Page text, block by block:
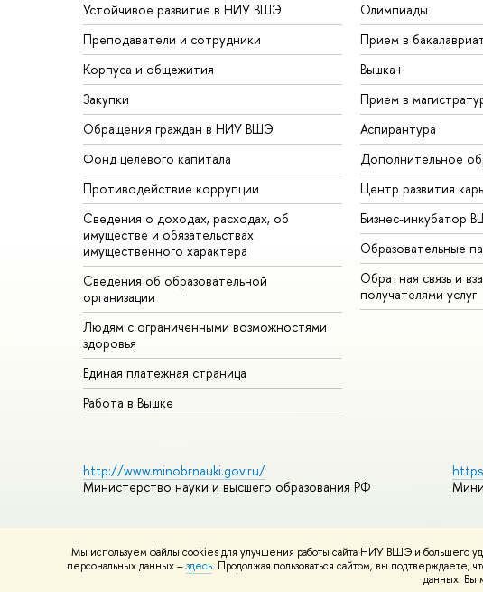
Мы используем файлы cookies для улучшения работы сайта НИУ ВШЭ и большего
персональных данных –здесь. Продолжая пользоваться сайтом, вы
данных. Вы
Устойчивое развитие в НИУ ВШЭ
Преподаватели и сотрудники
Корпуса и общежития
Закупки
Обращения граждан в НИУ ВШЭ
Фонд целевого капитала
Противодействие коррупции
Сведения о доходах, расходах, об
имуществе и обязательствах
имущественного характера
Сведения об образовательной
организации
Людям с ограниченными возможностями
здоровья
Единая платежная страница
Работа в Вышке
Олимпиады
Прием в
Вышка+
Прием в
Аспирантура
Дополнительное
Центр развития
Бизнес-инкубатор
Образовательные
Обратная связь и
получателями услуг
http://www.minobrnauki.gov.ru/
Министерство науки и высшего образования РФ
© НИУ ВШЭ 1993–2026 Адреса и контактыУсловия использования
Шрифты HSE Sans и HSE Slab разработаны вШколе дизайна НИУ ВШЭ